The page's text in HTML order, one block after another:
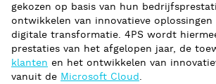
gekozen op basis van hun
ontwikkelen van innovatieve
digitale transformatie. 4PS wordt
prestaties van het afgelopen jaar, de
klanten en het ontwikkelen van
vanuit de Microsoft Cloud.